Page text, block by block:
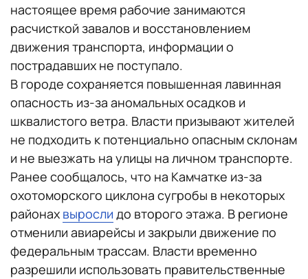
настоящее время рабочие занимаются
расчисткой завалов и восстановлением
движения транспорта, информации о
пострадавших не поступало.
В городе сохраняется повышенная лавинная
опасность из-за аномальных осадков и
шквалистого ветра. Власти призывают жителей
не подходить к потенциально опасным склонам
и не выезжать на улицы на личном транспорте.
Ранее сообщалось, что на Камчатке из-за
охотоморского циклона сугробы в некоторых
районах выросли до второго этажа. В регионе
отменили авиарейсы и закрыли движение по
федеральным трассам. Власти временно
разрешили использовать правительственные